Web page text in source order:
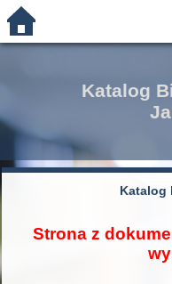
Katalog
Katalog
Strona z